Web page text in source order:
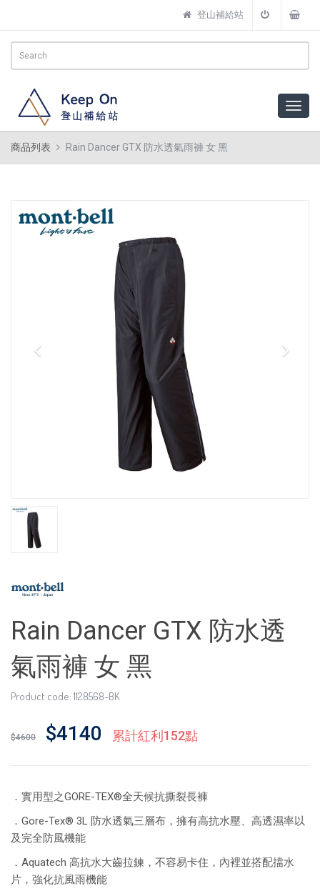
登山補給站
商品列表 Rain Dancer GTX 防水透氣雨褲 女 黑
Rain Dancer GTX 防水透
氣雨褲 女 黑
Product code: 1128568-BK
$4600 $4140 累計紅利152點
．實用型之GORE-TEX®全天候抗撕裂長褲
．Gore-Tex® 3L 防水透氣三層布，擁有高抗水壓、高透濕率以
及完全防風機能
．Aquatech 高抗水大齒拉鍊，不容易卡住，內裡並搭配擋水
片，強化抗風雨機能